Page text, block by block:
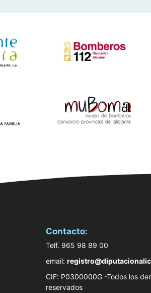
Contacto:
Telf. 965 98 89 00
email:
CIF: P0300000G -Todos los
reservados